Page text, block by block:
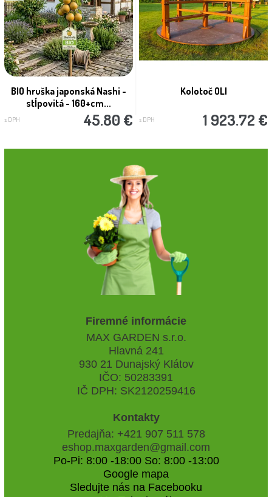
BIO hruška japonská Nashi -
stĺpovitá - 160+cm...
s DPH 45.80 €
Kolotoč OLI
s DPH 1 923.72 €
Firemné informácie
MAX GARDEN s.r.o.
Hlavná 241
930 21 Dunajský Klátov
IČO: 50283391
IČ DPH: SK2120259416
Kontakty
Predajňa: +421 907 511 578
eshop.maxgarden@gmail.com
Po-Pi: 8:00 -18:00 So: 8:00 -13:00
Google mapa
Sledujte nás na Facebooku